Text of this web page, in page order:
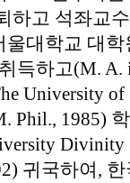
하고 석좌교
울대학교 대
득하고(M.
University of
Phil., 1985)
Divinity
귀국하여,